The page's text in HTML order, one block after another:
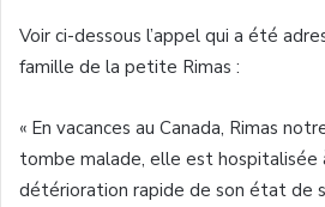
Voir ci-dessous l’appel qui a été
famille de la petite Rimas :
« En vacances au Canada, Rimas
tombe malade, elle est hospitalisée
détérioration rapide de son état de